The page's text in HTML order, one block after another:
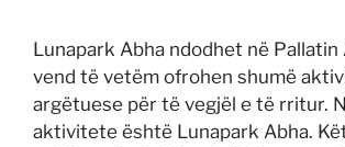
Lunapark Abha ndodhet në Pallatin
vend të vetëm ofrohen shumë
argëtuese për të vegjël e të rritur.
aktivitete është Lunapark Abha.